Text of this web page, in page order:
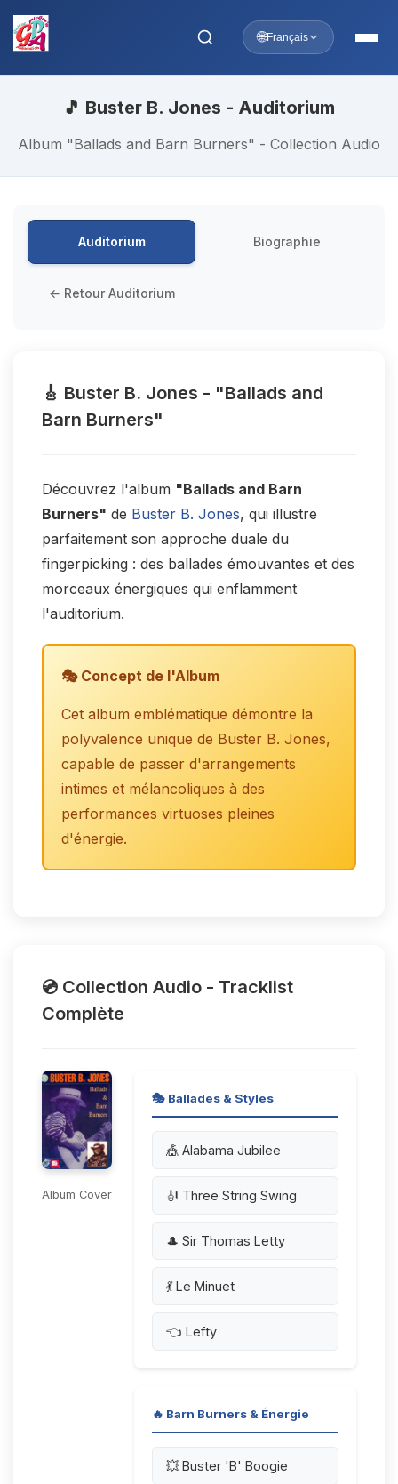
🌐Français
🎵 Buster B. Jones - Auditorium
Album "Ballads and Barn Burners" - Collection Audio
Auditorium Biographie
← Retour Auditorium
🎸 Buster B. Jones - "Ballads and
Barn Burners"
Découvrez l'album "Ballads and Barn
Burners" de Buster B. Jones, qui illustre
parfaitement son approche duale du
fingerpicking : des ballades émouvantes et des
morceaux énergiques qui enflamment
l'auditorium.
🎭 Concept de l'Album
Cet album emblématique démontre la
polyvalence unique de Buster B. Jones,
capable de passer d'arrangements
intimes et mélancoliques à des
performances virtuoses pleines
d'énergie.
💿 Collection Audio - Tracklist
Complète
Album Cover
🎭 Ballades & Styles
🎪 Alabama Jubilee
🎻 Three String Swing
🎩 Sir Thomas Letty
💃 Le Minuet
👈 Lefty
🔥 Barn Burners & Énergie
💥 Buster 'B' Boogie